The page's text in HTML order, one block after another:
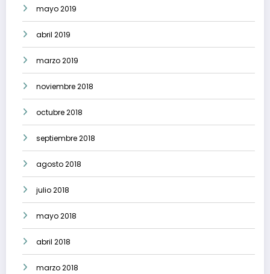
mayo 2019
abril 2019
marzo 2019
noviembre 2018
octubre 2018
septiembre 2018
agosto 2018
julio 2018
mayo 2018
abril 2018
marzo 2018